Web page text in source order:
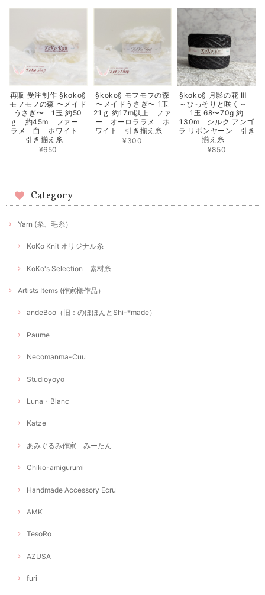
再販 受注制作 §koko§
モフモフの森 〜メイド
うさぎ〜 1玉 約50
ｇ 約45m ファー
ラメ 白 ホワイト
引き揃え糸
¥650
§koko§ モフモフの森
〜メイドうさぎ〜 1玉
21ｇ 約17m以上 ファ
ー オーロララメ ホ
ワイト 引き揃え糸
¥300
§koko§ 月影の花 Ⅲ
～ひっそりと咲く～
1玉 68〜70g 約
130m シルク アンゴ
ラ リボンヤーン 引き
揃え糸
¥850
Category
Yarn (糸、毛糸）
KoKo Knit オリジナル糸
KoKo's Selection 素材糸
Artists Items (作家様作品）
andeBoo（旧：のほほんとShi-*made）
Paume
Necomanma-Cuu
Studioyoyo
Luna・Blanc
Katze
あみぐるみ作家 みーたん
Chiko-amigurumi
Handmade Accessory Ecru
AMK
TesoRo
AZUSA
furi